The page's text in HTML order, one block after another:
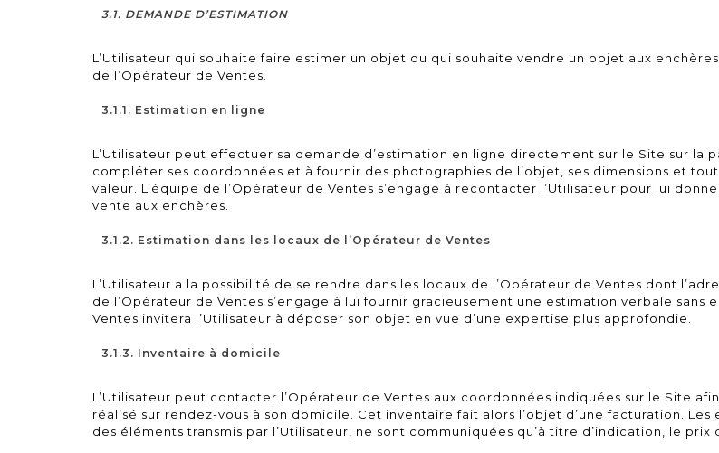
3.1. DEMANDE D’ESTIMATION
L’Utilisateur qui souhaite faire estimer un objet ou qui souhaite vendre un objet aux
de l’Opérateur de Ventes.
3.1.1. Estimation en ligne
L’Utilisateur peut effectuer sa demande d’estimation en ligne directement sur le Site sur
compléter ses coordonnées et à fournir des photographies de l’objet, ses dimensions et
valeur. L’équipe de l’Opérateur de Ventes s’engage à recontacter l’Utilisateur pour lui
vente aux enchères.
3.1.2. Estimation dans les locaux de l’Opérateur de Ventes
L’Utilisateur a la possibilité de se rendre dans les locaux de l’Opérateur de Ventes dont
de l’Opérateur de Ventes s’engage à lui fournir gracieusement une estimation verbale sans
Ventes invitera l’Utilisateur à déposer son objet en vue d’une expertise plus approfondie.
3.1.3. Inventaire à domicile
L’Utilisateur peut contacter l’Opérateur de Ventes aux coordonnées indiquées sur le Site
réalisé sur rendez-vous à son domicile. Cet inventaire fait alors l’objet d’une facturation.
des éléments transmis par l’Utilisateur, ne sont communiquées qu’à titre d’indication, le